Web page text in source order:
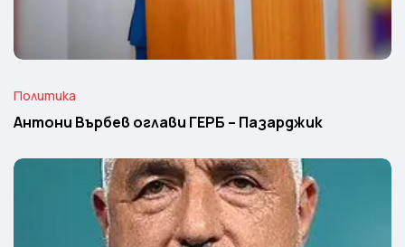
Политика
Антони Върбев оглави ГЕРБ – Пазарджик